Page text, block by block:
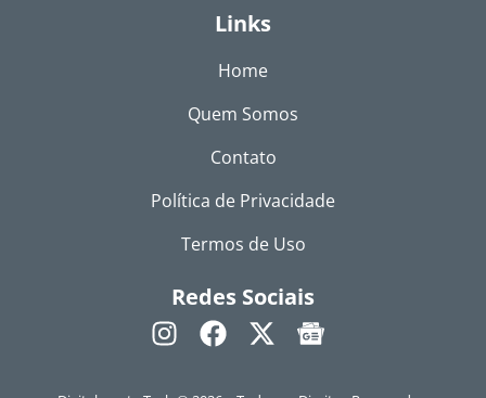
Links
Home
Quem Somos
Contato
Política de Privacidade
Termos de Uso
Redes Sociais